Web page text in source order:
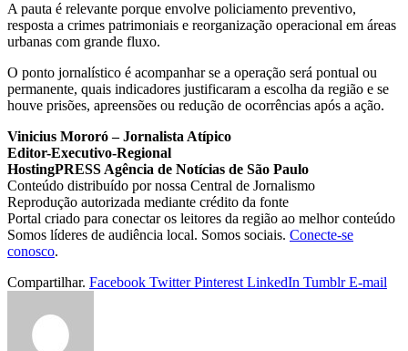
A pauta é relevante porque envolve policiamento preventivo,
resposta a crimes patrimoniais e reorganização operacional em áreas
urbanas com grande fluxo.
O ponto jornalístico é acompanhar se a operação será pontual ou
permanente, quais indicadores justificaram a escolha da região e se
houve prisões, apreensões ou redução de ocorrências após a ação.
Vinicius Mororó – Jornalista Atípico
Editor-Executivo-Regional
HostingPRESS Agência de Notícias de São Paulo
Conteúdo distribuído por nossa Central de Jornalismo
Reprodução autorizada mediante crédito da fonte
Portal criado para conectar os leitores da região ao melhor conteúdo
Somos líderes de audiência local. Somos sociais. Conecte-se
conosco.
Compartilhar. Facebook Twitter Pinterest LinkedIn Tumblr E-mail